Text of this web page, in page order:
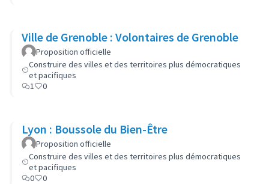
Ville de Grenoble : Volontaires de Grenoble
Proposition officielle
Construire des villes et des territoires plus démocratiques
et pacifiques
1
0
Lyon : Boussole du Bien-Être
Proposition officielle
Construire des villes et des territoires plus démocratiques
et pacifiques
0
0